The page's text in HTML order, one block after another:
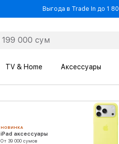
Выгода в Trade In до 1
TV & Home Аксессуары
НОВИНКА
iPad аксессуары
От 39 000 сумов